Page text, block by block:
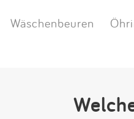
Wäschenbeuren